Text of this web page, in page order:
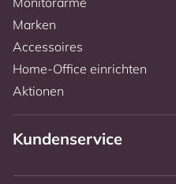
Marken
Accessoires
Home-Office einrichten
Aktionen
Kundenservice